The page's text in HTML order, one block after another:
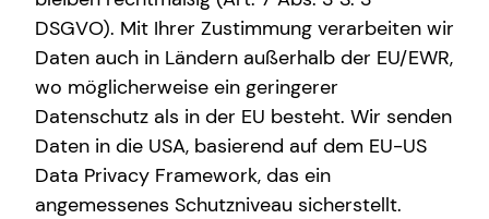
Altersvorsorge.
DSGVO). Mit Ihrer Zustimmung verarbeiten wir
Daten auch in Ländern außerhalb der EU/EWR,
wo möglicherweise ein geringerer
Datenschutz als in der EU besteht. Wir senden
Daten in die USA, basierend auf dem EU-US
Data Privacy Framework, das ein
angemessenes Schutzniveau sicherstellt.